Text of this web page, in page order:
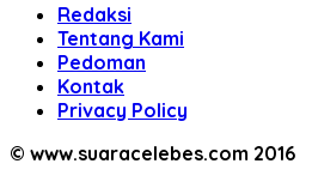
Redaksi
Tentang Kami
Pedoman
Kontak
Privacy Policy
© www.suaracelebes.com 2016